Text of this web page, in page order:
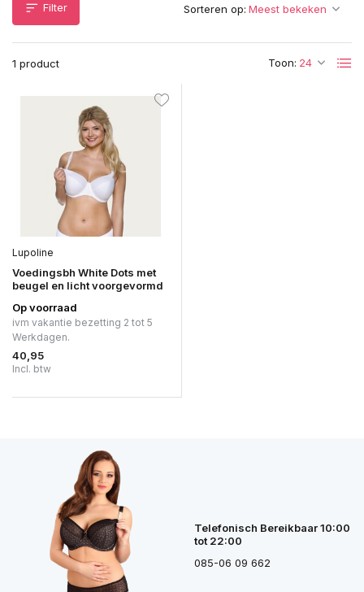
Filter
1 product Toon:
Sorteren op:
Lupoline
Voedingsbh White Dots met
beugel en licht voorgevormd
Op voorraad
ivm vakantie bezetting 2 tot 5
Werkdagen.
40,95
Incl. btw
Telefonisch Bereikbaar 10:00
tot 22:00
085-06 09 662